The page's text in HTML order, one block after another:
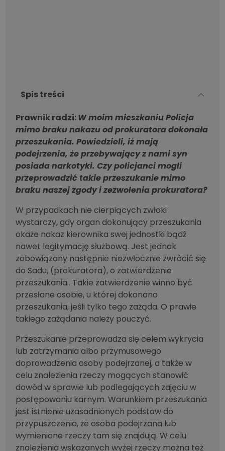
Spis treści
Prawnik radzi:W moim mieszkaniu Policja
mimo braku nakazu od prokuratora dokonała
przeszukania. Powiedzieli, iż mają
podejrzenia, że przebywający z nami syn
posiada narkotyki. Czy policjanci mogli
przeprowadzić takie przeszukanie mimo
braku naszej zgody i zezwolenia prokuratora?
W przypadkach nie cierpiących zwłoki
wystarczy, gdy organ dokonujący przeszukania
okaże nakaz kierownika swej jednostki bądź
nawet legitymację służbową. Jest jednak
zobowiązany następnie niezwłocznie zwrócić się
do Sadu, (prokuratora), o zatwierdzenie
przeszukania.. Takie zatwierdzenie winno być
przesłane osobie, u której dokonano
przeszukania, jeśli tylko tego zażąda. O prawie
takiego zażądania należy pouczyć.
Przeszukanie przeprowadza się celem wykrycia
lub zatrzymania albo przymusowego
doprowadzenia osoby podejrzanej, a także w
celu znalezienia rzeczy mogących stanowić
dowód w sprawie lub podlegających zajęciu w
postępowaniu karnym. Warunkiem przeszukania
jest istnienie uzasadnionych podstaw do
przypuszczenia, że osoba podejrzana lub
wymienione rzeczy tam się znajdują. W celu
znalezienia wskazanych wyżej rzeczy można też